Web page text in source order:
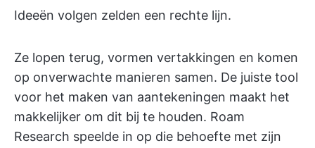
Ideeën volgen zelden een rechte lijn.
Ze lopen terug, vormen vertakkingen en komen
op onverwachte manieren samen. De juiste tool
voor het maken van aantekeningen maakt het
makkelijker om dit bij te houden. Roam
Research speelde in op die behoefte met zijn